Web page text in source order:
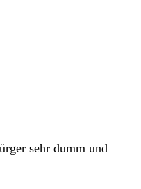
sehr dumm und